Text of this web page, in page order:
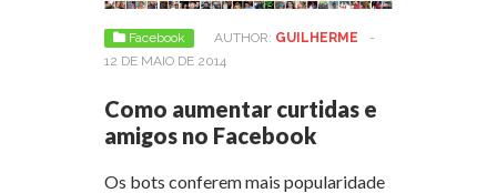
Facebook AUTHOR: GUILHERME
-
12 DE MAIO DE 2014
Como aumentar curtidas e
amigos no Facebook
Os bots conferem mais popularidade